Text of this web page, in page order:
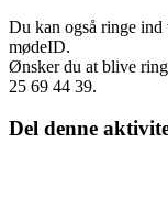
Du kan også ringe
mødeID.
Ønsker du at blive
25 69 44 39.
Del denne